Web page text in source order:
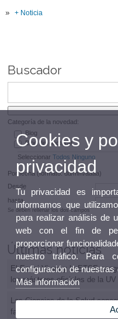
+ Noticia
Buscador
Categoría de la novedad:
Blog
Blog del doctorat
Seleccionar Todos Ninguno
Por fecha (formato: dd/mm/aaaa)
Desde
hasta
Se deben rellenar los dos campos
Últimas noticias
El Espai Vives y la ETSE
los másteres oficiales de la
Las Ciencias de la Salud
farmacéutico y tecnológico en
Cookies y
privacidad
Tu privacidad es
informamos que
para realizar análisis de
web con el fin de
proporcionar
nuestro tráfico. Para
configuración de
Más información